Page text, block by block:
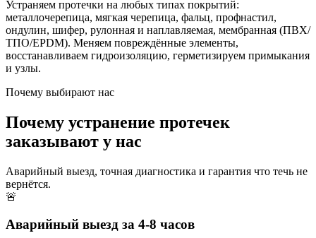
Устраняем протечки на любых типах покрытий:
металлочерепица, мягкая черепица, фальц, профнастил,
ондулин, шифер, рулонная и наплавляемая, мембранная (ПВХ/
ТПО/EPDM). Меняем повреждённые элементы,
восстанавливаем гидроизоляцию, герметизируем примыкания
и узлы.
Почему выбирают нас
Почему устранение протечек
заказывают у нас
Аварийный выезд, точная диагностика и гарантия что течь не
вернётся.
🚨
Аварийный выезд за 4-8 часов